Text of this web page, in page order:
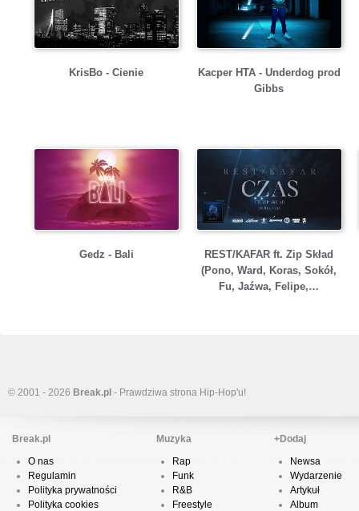
KrisBo - Cienie
Kacper HTA - Underdog prod
Gibbs
Gedz - Bali
REST/KAFAR ft. Zip Skład
(Pono, Ward, Koras, Sokół,
Fu, Jaźwa, Felipe,…
© 2001 - 2026 Break.pl - Prawdziwa strona Hip-Hop'u!
Break.pl
O nas
Regulamin
Polityka prywatności
Polityka cookies
Muzyka
Rap
Funk
R&B
Freestyle
+Dodaj
Newsa
Wydarzenie
Artykuł
Album